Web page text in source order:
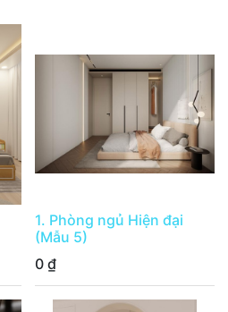
1. Phòng ngủ Hiện đại
(Mẫu 5)
0₫